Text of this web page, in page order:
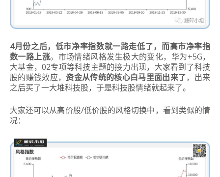
4月份之后，低市净率指数就一路走低了，而高市净率指
数一路上涨。 市场情绪风格发生极大的变化，华为+5G，
大基金，02专项等科技主题的接力出现，大家看到了科技
股的赚钱效应， 资金从传统的核心白马里面出来了，出来
之后买了一大堆科技股，于是科技股情绪就起来了。
大家还可以从高价股/低价股的风格切换中，看到类似的情
况：